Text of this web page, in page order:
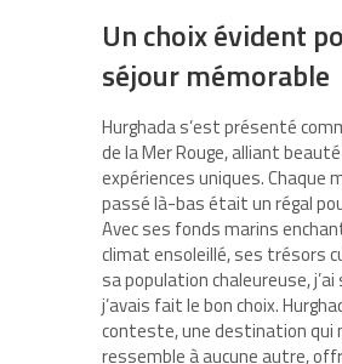
Un choix évident
séjour mémorable
Hurghada s’est présenté
de la Mer Rouge, alliant
expériences uniques. Chaque
passé là-bas était un régal
Avec ses fonds marins
climat ensoleillé, ses trésors
sa population chaleureuse, j’ai
j’avais fait le bon choix.
conteste, une destination qui
ressemble à aucune autre,